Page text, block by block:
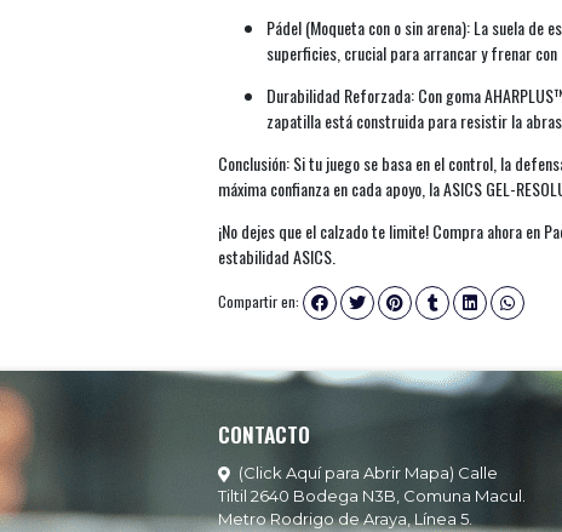
Pádel (Moqueta con o sin arena): La suela de
superficies, crucial para arrancar y frenar con
Durabilidad Reforzada: Con goma
zapatilla está construida para resistir la
Conclusión: Si tu juego se basa en el control, la
máxima confianza en cada apoyo, la ASICS GEL-
¡No dejes que el calzado te limite! Compra ahora en
estabilidad ASICS.
Compartir en:
CONTACTO
(Click Aquí para Abrir Mapa) Calle
Tiltil 2640 Bodega N3B, Comuna Macul.
Metro Rodrigo de Araya, Línea 5.